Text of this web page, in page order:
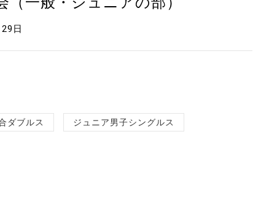
日
ダブルス ジュニア男子シングルス